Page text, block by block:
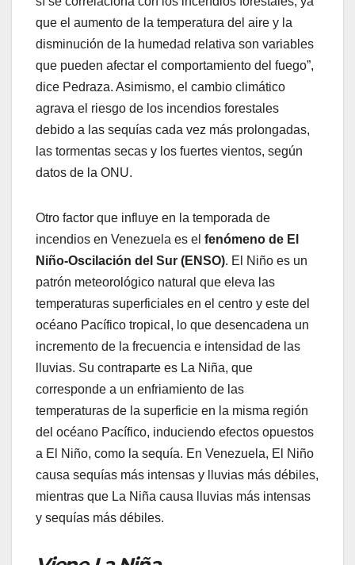
que el aumento de la temperatura del aire y la
disminución de la humedad relativa son variables
que pueden afectar el comportamiento del fuego”,
dice Pedraza. Asimismo, el cambio climático
agrava el riesgo de los incendios forestales
debido a las sequías cada vez más prolongadas,
las tormentas secas y los fuertes vientos, según
datos de la ONU.
Otro factor que influye en la temporada de
incendios en Venezuela es el fenómeno de El
Niño-Oscilación del Sur (ENSO). El Niño es un
patrón meteorológico natural que eleva las
temperaturas superficiales en el centro y este del
océano Pacífico tropical, lo que desencadena un
incremento de la frecuencia e intensidad de las
lluvias. Su contraparte es La Niña, que
corresponde a un enfriamiento de las
temperaturas de la superficie en la misma región
del océano Pacífico, induciendo efectos opuestos
a El Niño, como la sequía. En Venezuela, El Niño
causa sequías más intensas y lluvias más débiles,
mientras que La Niña causa lluvias más intensas
y sequías más débiles.